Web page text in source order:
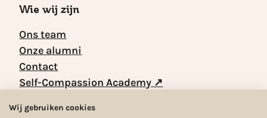
Wie wij zijn
Ons team
Onze alumni
Contact
Self-Compassion Academy ↗
Wij gebruiken cookies